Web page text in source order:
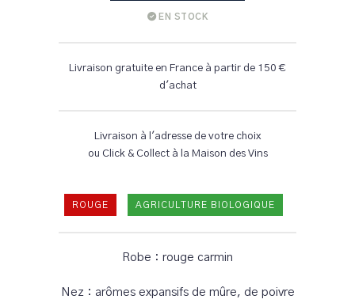
EN STOCK
Livraison gratuite en France à partir de 150 €
d'achat
Livraison à l'adresse de votre choix
ou Click & Collect à la Maison des Vins
ROUGE AGRICULTURE BIOLOGIQUE
Robe : rouge carmin
Nez : arômes expansifs de mûre, de poivre